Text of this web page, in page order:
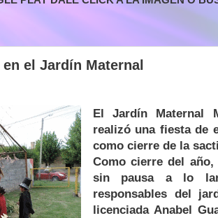
el Jardín Maternal
El Jardín Maternal
realizó una fiesta de
como cierre de la
Como cierre del
sin pausa a lo
responsables del
licenciada Anabel